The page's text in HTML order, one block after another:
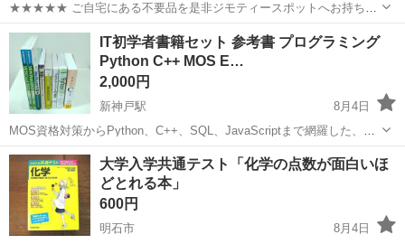
★★★★★ ご自宅にある不要品を是非ジモティースポットへお持ち込
みしませんか？ 家電、趣味・スポーツ・レジャー用品、こども用品、
衣料服飾品、生活雑貨、家具、本、CD・DVDなどが無料でまとめて持
ち込めます！ ※詳細はこ...
兵庫 神戸市 参考書 スポット
IT初学者書籍セット 参考書 プログラミング
Python C++ MOS E…
2,000円
新神戸駅
8月4日
MOS資格対策からPython、C++、SQL、JavaScriptまで網羅した、プ
ログラミング初心者向けの学習参考書8冊セットです。 - セット内容:
MOS Excel 2013、MOS Word 2013、JavaS...
兵庫 神戸市 新神戸駅 参考書
大学入学共通テスト「化学の点数が面白いほ
どとれる本」
600円
明石市
8月4日